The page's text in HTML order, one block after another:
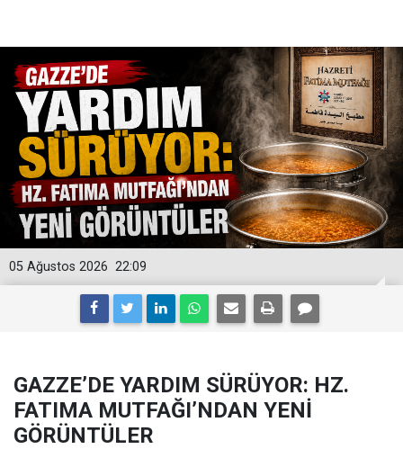
22:09
05 Ağustos 2026
GAZZE’DE YARDIM SÜRÜYOR: HZ.
FATIMA MUTFAĞI’NDAN YENİ
GÖRÜNTÜLER